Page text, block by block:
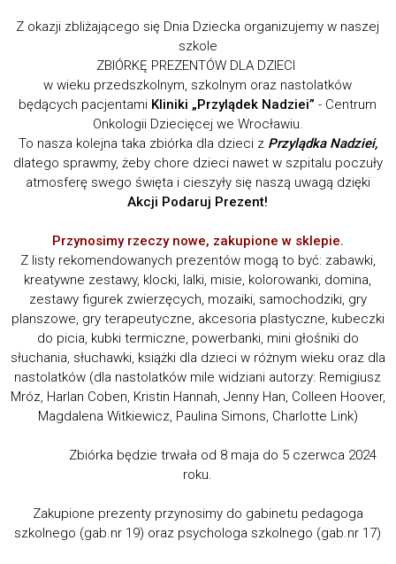
Z okazji zbliżającego się Dnia Dziecka organizujemy w naszej
szkole
ZBIÓRKĘ PREZENTÓW DLA DZIECI
w wieku przedszkolnym, szkolnym oraz nastolatków
będących pacjentami Kliniki „Przylądek Nadziei” - Centrum
Onkologii Dziecięcej we Wrocławiu.
To nasza kolejna taka zbiórka dla dzieci z Przylądka Nadziei,
dlatego sprawmy, żeby chore dzieci nawet w szpitalu poczuły
atmosferę swego święta i cieszyły się naszą uwagą dzięki
Akcji Podaruj Prezent!
Przynosimy rzeczy nowe, zakupione w sklepie.
Z listy rekomendowanych prezentów mogą to być: zabawki,
kreatywne zestawy, klocki, lalki, misie, kolorowanki, domina,
zestawy figurek zwierzęcych, mozaiki, samochodziki, gry
planszowe, gry terapeutyczne, akcesoria plastyczne, kubeczki
do picia, kubki termiczne, powerbanki, mini głośniki do
słuchania, słuchawki, książki dla dzieci w różnym wieku oraz dla
nastolatków (dla nastolatków mile widziani autorzy: Remigiusz
Mróz, Harlan Coben, Kristin Hannah, Jenny Han, Colleen Hoover,
Magdalena Witkiewicz, Paulina Simons, Charlotte Link)
Zbiórka będzie trwała od 8 maja do 5 czerwca 2024
roku.
Zakupione prezenty przynosimy do gabinetu pedagoga
szkolnego (gab.nr 19) oraz psychologa szkolnego (gab.nr 17)